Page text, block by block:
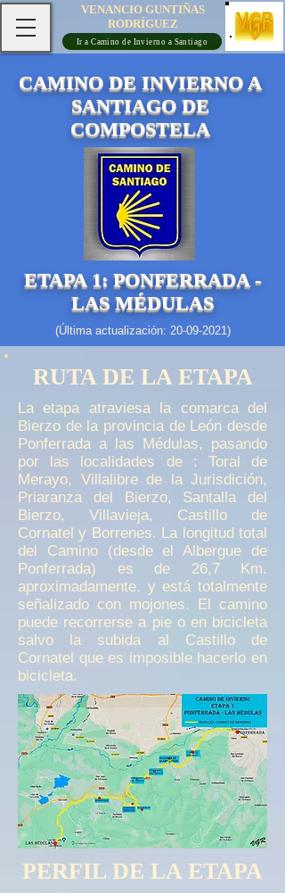
VENANCIO GUNTIÑAS
RODRÍGUEZ
Ir a Camino de Invierno a Santiago
CAMINO DE INVIERNO A
SANTIAGO DE
COMPOSTELA
ETAPA 1: PONFERRADA -
LAS MÉDULAS
(Última actualización: 20-09-2021)
RUTA DE LA ETAPA
La etapa atraviesa la comarca del
Bierzo de la provincia de León desde
Ponferrada a las Médulas, pasando
por las localidades de : Toral de
Merayo, Villalibre de la Jurisdición,
Priaranza del Bierzo, Santalla del
Bierzo, Villavieja, Castillo de
Cornatel y Borrenes. La longitud total
del Camino (desde el Albergue de
Ponferrada) es de 26,7 Km.
aproximadamente. y está totalmente
señalizado con mojones. El camino
puede recorrerse a pie o en bicicleta
salvo la subida al Castillo de
Cornatel que es imposible hacerlo en
bicicleta.
PERFIL DE LA ETAPA